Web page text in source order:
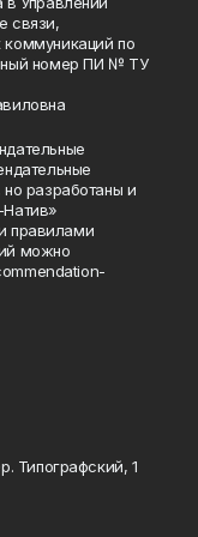
связи,
по
номер ПИ № ТУ
разработаны и
правилами
можно
Типографский, 1